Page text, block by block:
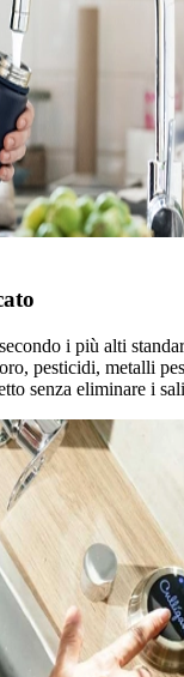
i più alti
pesticidi, metalli
senza eliminare i